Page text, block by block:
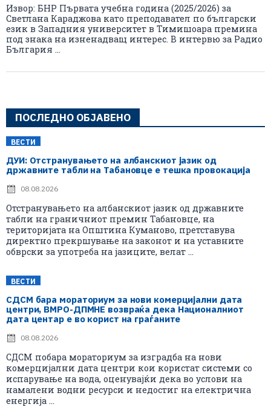
Извор: БНР Първата учебна година (2025/2026) за
Светлана Караджова като преподавател по български
език в Западния университет в Тимишоара премина
под знака на изненадващ интерес. В интервю за Радио
България ...
ПОСЛЕДНО ОБЈАВЕНО
ВЕСТИ
ДУИ: Отстранувањето на албанскиот јазик од
државните табли на Табановце е тешка провокација
08.08.2026
Отстранувањето на албанскиот јазик од државните
табли на граничниот премин Табановце, на
територијата на Општина Куманово, претставува
директно прекршување на законот и на уставните
обврски за употреба на јазиците, велат ...
ВЕСТИ
СДСМ бара мораториум за нови комерцијални дата
центри, ВМРО-ДПМНЕ возвраќа дека Националниот
дата центар е во корист на граѓаните
08.08.2026
СДСМ побара мораториум за изградба на нови
комерцијални дата центри кои користат системи со
испарување на вода, оценувајќи дека во услови на
намалени водни ресурси и недостиг на електрична
енергија ...